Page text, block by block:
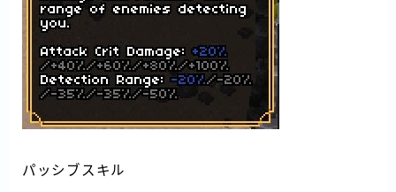
パッシブスキル